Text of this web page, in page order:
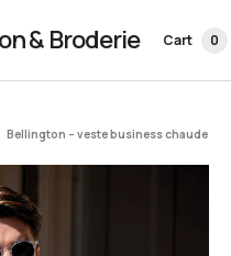
& Broderie Cart 0
Bellington – veste business chaude